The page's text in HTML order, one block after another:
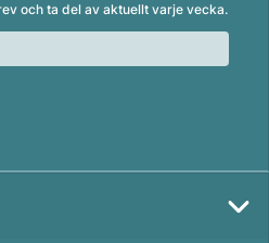
och ta del av aktuellt varje vecka.